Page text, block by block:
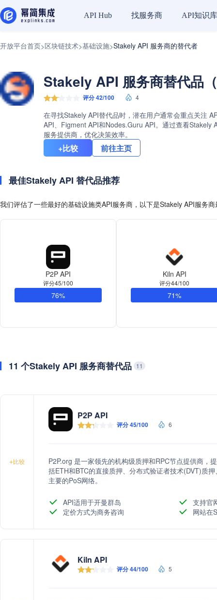
API Hub 找服务商 API知识库
开放平台首页>区块链技术>基础设施>Stakely API 服务商的替代者
Stakely API 服务商替代品
评分 42/100 4
在寻找Stakely API替代品时，潜在用户通常会重点关注
API、Figment API和Nodes.Guru API。通过查看Stakely
服务提供商，优化决策效率。
+比较 前往主页
最佳Stakely API 替代品推荐
我们评估了一些最好的基础设施类API服务商，以下是Stakely API服务
P2P API
评分45/100
76%
Kiln API
评分44/100
71%
11 个Stakely API 服务商替代品 11
+比较
P2P API
评分 45/100 6
P2P.org 是一家领先的机构级质押和RPC节点提供商，
括ETH和BTC的直接质押、分布式验证者技术(DVT)质
主要的PoS网络。
API适用于开曼群岛
支持官
定价方式为商务咨询
网站在
Kiln API
评分 44/100 5